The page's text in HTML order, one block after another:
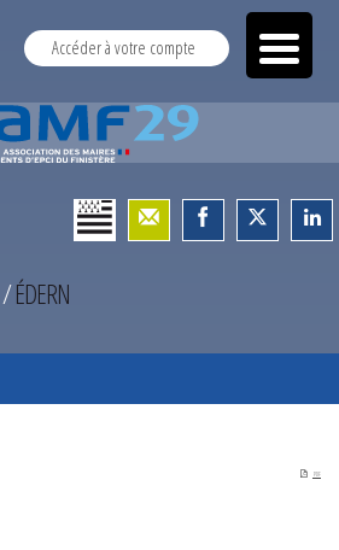
Accéder à votre compte
/ÉDERN
PDF